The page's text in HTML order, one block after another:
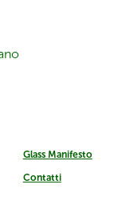
Glass Manifesto
Contatti